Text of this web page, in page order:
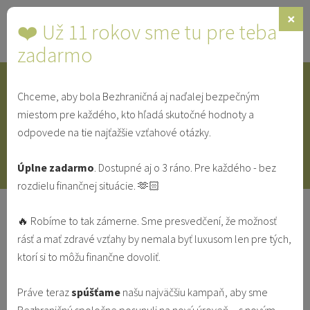
Toggle
IDENTITA SINGLE SVEDECTVÁ
„Objavme správne „vklady“ do
našich vzťahov“ (5/8): Vyjasnite si
očakávania
❤️ Už 11 rokov sme tu pre teba
zadarmo
×
Chceme, aby bola Bezhraničná aj naďalej bezpečným
miestom pre každého, kto hľadá skutočné hodnoty a
odpovede na tie najťažšie vzťahové otázky.
Úplne zadarmo. Dostupné aj o 3 ráno. Pre každého - bez
rozdielu finančnej situácie. 🫶🏻
🔥 Robíme to tak zámerne. Sme presvedčení, že možnosť
rásť a mať zdravé vzťahy by nemala byť luxusom len pre tých,
ktorí si to môžu finančne dovoliť.
Práve terazspúšťame našu najväčšiu kampaň, aby sme